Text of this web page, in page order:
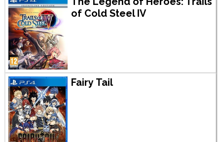
of Cold Steel IV
Fairy Tail